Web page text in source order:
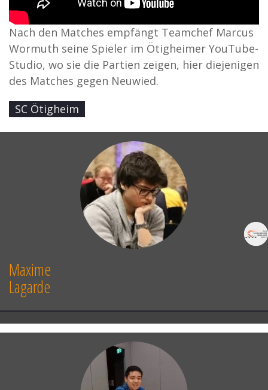
Nach den Matches empfängt Teamchef Marcus
Wormuth seine Spieler im Ötigheimer YouTube-
Studio, wo sie die Partien zeigen, hier diejenigen
des Matches gegen Neuwied.
SC Ötigheim
Maxime
Lagarde